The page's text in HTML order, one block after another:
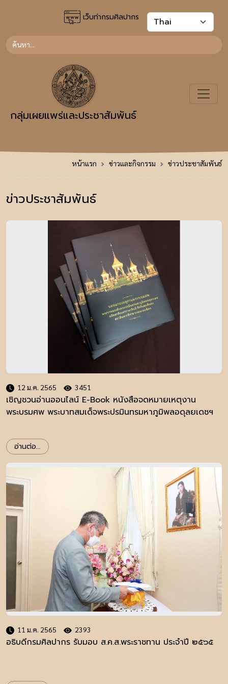
เว็บท่ากรมศิลปากร
กลุ่มเผยแพร่และประชาสัมพันธ์
หน้าแรก ข่าวและกิจกรรม ข่าวประชาสัมพันธ์
ข่าวประชาสัมพันธ์
12 ม.ค. 2565 3451
เชิญชวนอ่านออนไลน์ E-Book หนังสือจดหมายเหตุงาน
พระบรมศพ พระบาทสมเด็จพระปรมินทรมหาภูมิพลอดุลยเดชฯ
อ่านต่อ...
11 ม.ค. 2565 2393
อธิบดีกรมศิลปากร รับมอบ ส.ค.ส.พระราชทาน ประจำปี ๒๕๖๕